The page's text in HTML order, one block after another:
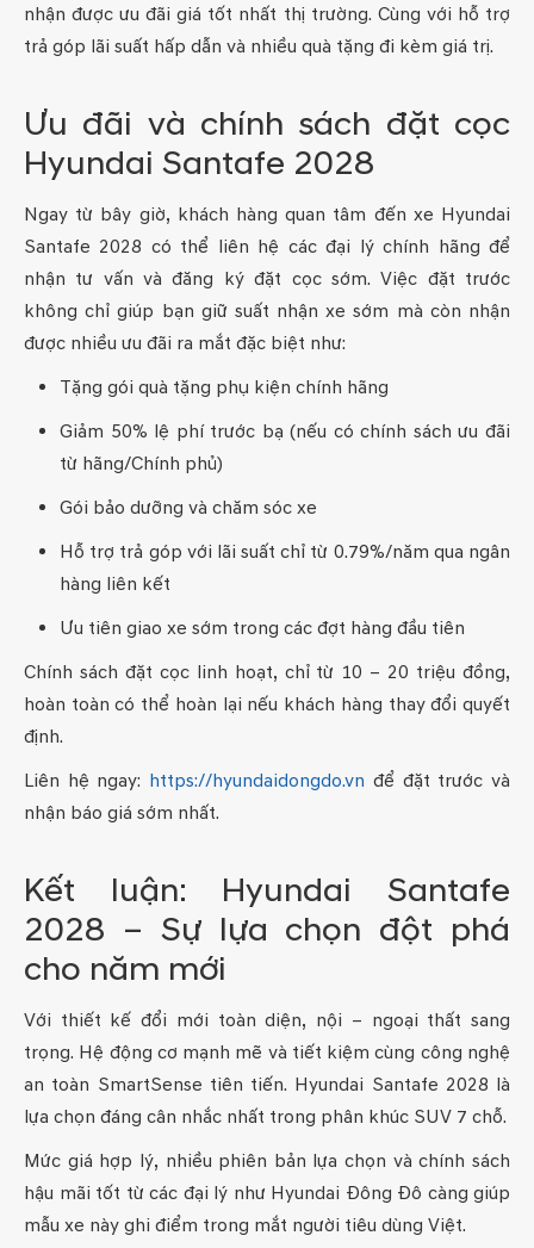
nhận được ưu đãi giá tốt nhất thị trường. Cùng với hỗ trợ
trả góp lãi suất hấp dẫn và nhiều quà tặng đi kèm giá trị.
Ưu đãi và chính sách đặt cọc
Hyundai Santafe 2028
Ngay từ bây giờ, khách hàng quan tâm đến xe Hyundai
Santafe 2028 có thể liên hệ các đại lý chính hãng để
nhận tư vấn và đăng ký đặt cọc sớm. Việc đặt trước
không chỉ giúp bạn giữ suất nhận xe sớm mà còn nhận
được nhiều ưu đãi ra mắt đặc biệt như:
Tặng gói quà tặng phụ kiện chính hãng
Giảm 50% lệ phí trước bạ (nếu có chính sách ưu đãi
từ hãng/Chính phủ)
Gói bảo dưỡng và chăm sóc xe
Hỗ trợ trả góp với lãi suất chỉ từ 0.79%/năm qua ngân
hàng liên kết
Ưu tiên giao xe sớm trong các đợt hàng đầu tiên
Chính sách đặt cọc linh hoạt, chỉ từ 10 – 20 triệu đồng,
hoàn toàn có thể hoàn lại nếu khách hàng thay đổi quyết
định.
Liên hệ ngay: https://hyundaidongdo.vn để đặt trước và
nhận báo giá sớm nhất.
Kết luận: Hyundai Santafe
2028 – Sự lựa chọn đột phá
cho năm mới
Với thiết kế đổi mới toàn diện, nội – ngoại thất sang
trọng. Hệ động cơ mạnh mẽ và tiết kiệm cùng công nghệ
an toàn SmartSense tiên tiến. Hyundai Santafe 2028 là
lựa chọn đáng cân nhắc nhất trong phân khúc SUV 7 chỗ.
Mức giá hợp lý, nhiều phiên bản lựa chọn và chính sách
hậu mãi tốt từ các đại lý như Hyundai Đông Đô càng giúp
mẫu xe này ghi điểm trong mắt người tiêu dùng Việt.